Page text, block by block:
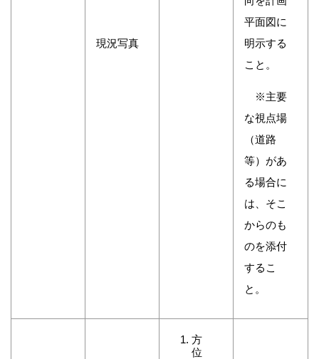
現況写真
平面図に
明示する
こと。
※主要
な視点場
（道路
等）があ
る場合に
は、そこ
からのも
のを添付
するこ
と。
方
位